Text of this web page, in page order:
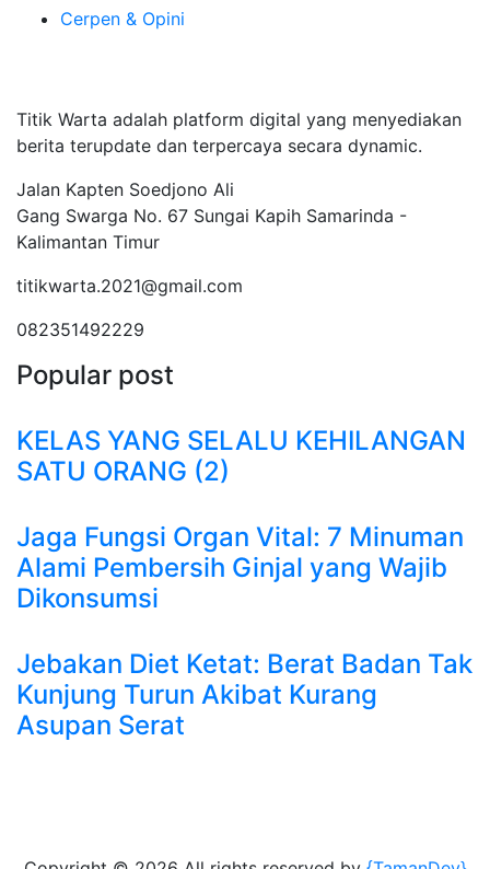
Cerpen & Opini
Titik Warta adalah platform digital yang menyediakan
berita terupdate dan terpercaya secara dynamic.
Jalan Kapten Soedjono Ali
Gang Swarga No. 67 Sungai Kapih Samarinda -
Kalimantan Timur
titikwarta.2021@gmail.com
082351492229
Popular post
KELAS YANG SELALU KEHILANGAN
SATU ORANG (2)
Jaga Fungsi Organ Vital: 7 Minuman
Alami Pembersih Ginjal yang Wajib
Dikonsumsi
Jebakan Diet Ketat: Berat Badan Tak
Kunjung Turun Akibat Kurang
Asupan Serat